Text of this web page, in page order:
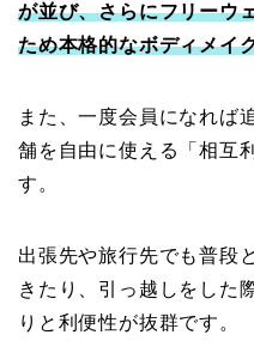
が並び、さらにフリーウ
ため本格的なボディメイ
また、一度会員になれば
舗を自由に使える「相互
す。
出張先や旅行先でも普段
きたり、引っ越しをした
りと利便性が抜群です。